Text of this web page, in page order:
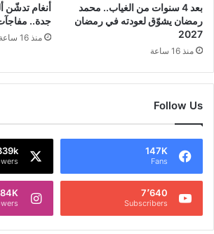
بعد 4 سنوات من الغياب.. محمد
رمضان يشوّق لعودته في رمضان
2027
منذ 16 ساعة
أنغام تدشّن
جدة..
منذ 16 ساعة
Follow Us
147K
Fans
7٬640
Subscribers
84K